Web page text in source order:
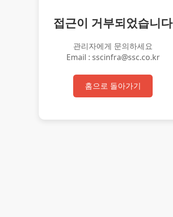
접근이 거부되었습니다
관리자에게 문의하세요
Email : sscinfra@ssc.co.kr
홈으로 돌아가기